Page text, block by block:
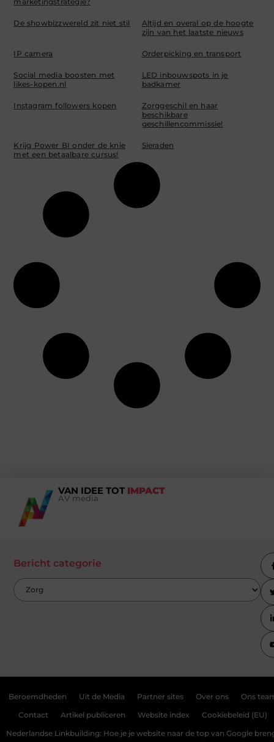
De showbizzwereld zit niet stil
Altijd en overal op de hoogte
zijn van het laatste nieuws
IP camera Orderpicking en transport
Social media boosten met
likes-kopen.nl
LED inbouwspots in je
badkamer
Instagram followers kopen
Zorggeschil en haar
beschikbare
geschillencommissie!
Krijg Power BI onder de knie
met een betaalbare cursus!
Sieraden
VAN IDEE TOT IMPACT
AV media
Bericht categorie
Beroemdheden Uit de Media Partner sites Over ons Ons
Contact Artikel publiceren Website index Cookiebeleid (EU)
Nederlandse Linkbuilding: Hoe je je website naar de top van Google